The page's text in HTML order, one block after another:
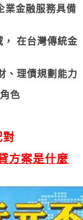
業金融服務具備
， 在台灣傳統金
、理債規劃能力
色
對
方案是什麼